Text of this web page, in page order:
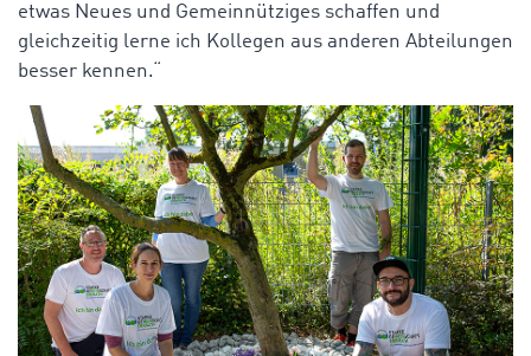
etwas Neues und Gemeinnütziges schaffen und
gleichzeitig lerne ich Kollegen aus anderen Abteilungen
besser kennen.“